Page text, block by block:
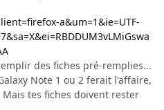
a&um=1&ie=UTF-
des fiches pré-remplies...
Note 1 ou 2 ferait l'affaire,
tes fiches doivent rester